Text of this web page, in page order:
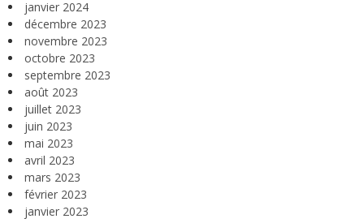
janvier 2024
décembre 2023
novembre 2023
octobre 2023
septembre 2023
août 2023
juillet 2023
juin 2023
mai 2023
avril 2023
mars 2023
février 2023
janvier 2023